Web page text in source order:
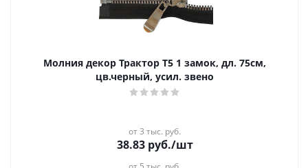
Молния декор Трактор Т5 1 замок, дл. 75см,
цв.черный, усил. звено
от 3 тыс. руб.
38.83руб./шт